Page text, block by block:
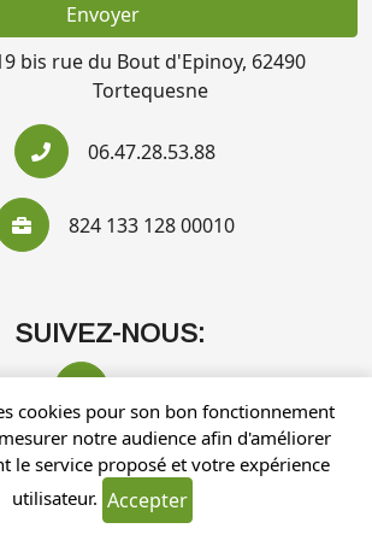
Envoyer
bis rue du Bout d'Epinoy, 62490
Tortequesne
06.47.28.53.88
824 133 128 00010
SUIVEZ-NOUS:
Recherches fréquentes
cookies pour son bon fonctionnement
notre audience afin d'améliorer
le service proposé et votre expérience
utilisateur. Accepter